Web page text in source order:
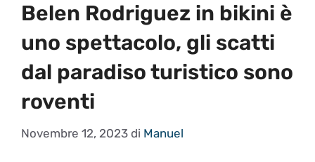
Belen Rodriguez in bikini è
uno spettacolo, gli scatti
dal paradiso turistico sono
roventi
Novembre 12, 2023 di Manuel